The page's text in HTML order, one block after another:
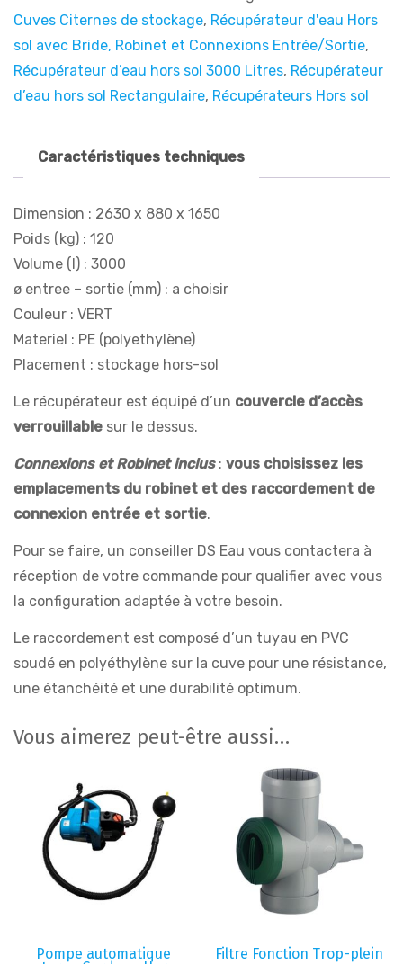
Cuves Citernes de stockage, Récupérateur d'eau Hors
sol avec Bride, Robinet et Connexions Entrée/Sortie,
Récupérateur d’eau hors sol 3000 Litres, Récupérateur
d’eau hors sol Rectangulaire, Récupérateurs Hors sol
Caractéristiques techniques
Dimension : 2630 x 880 x 1650
Poids (kg) : 120
Volume (l) : 3000
ø entree – sortie (mm) : a choisir
Couleur : VERT
Materiel : PE (polyethylène)
Placement : stockage hors-sol
Le récupérateur est équipé d’un couvercle d’accès
verrouillable sur le dessus.
Connexions et Robinet inclus: vous choisissez les
emplacements du robinet et des raccordement de
connexion entrée et sortie.
Pour se faire, un conseiller DS Eau vous contactera à
réception de votre commande pour qualifier avec vous
la configuration adaptée à votre besoin.
Le raccordement est composé d’un tuyau en PVC
soudé en polyéthylène sur la cuve pour une résistance,
une étanchéité et une durabilité optimum.
Vous aimerez peut-être aussi…
Pompe automatique Filtre Fonction Trop-plein